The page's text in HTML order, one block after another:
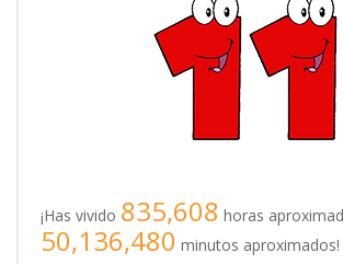
¡Has vivido 835,608 horas
50,136,480 minutos